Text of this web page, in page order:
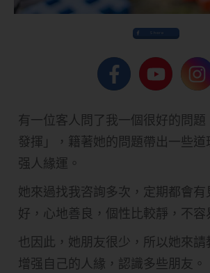
Share
有一位客人問了我一個很好的問
發揮」，籍著她的問題帶出一些道
强人緣運。
她來過找我咨詢多次，定期都會有
好，心地善良，個性比較靜，不容
也因此，她朋友很少，所以她來請
增强自己的人緣，認識多些朋友。